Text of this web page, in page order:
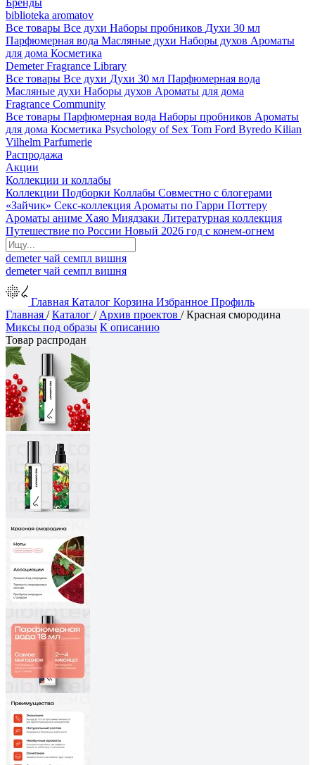
Бренды
biblioteka aromatov
Все товары Все духи Наборы пробников Духи 30 мл
Парфюмерная вода Масляные духи Наборы духов Ароматы
для дома Косметика
Demeter Fragrance Library
Все товары Все духи Духи 30 мл Парфюмерная вода
Масляные духи Наборы духов Ароматы для дома
Fragrance Community
Все товары Парфюмерная вода Наборы пробников Ароматы
для дома Косметика Psychology of Sex Tom Ford Byredo Kilian
Vilhelm Parfumerie
Распродажа
Акции
Коллекции и коллабы
Коллекции Подборки Коллабы Совместно с блогерами
«Зайчик» Секс-коллекция Ароматы по Гарри Поттеру
Ароматы аниме Хаяо Миядзаки Литературная коллекция
Путешествие по России Новый 2026 год с конем-огнем
demeterчай семпл вишня
demeterчай семпл вишня
Главная Каталог Корзина Избранное Профиль
Главная /Каталог / Архив проектов /Красная смородина
Миксы под образы К описанию
Товар распродан